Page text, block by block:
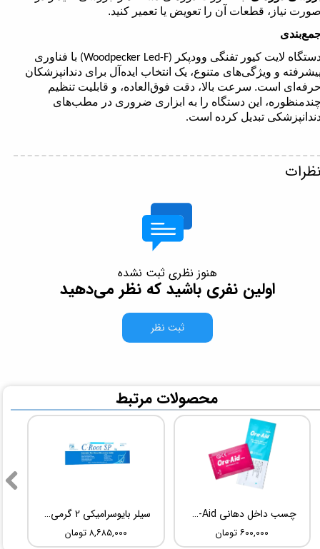
نیاز، قطعات آن را تعویض یا تعمیر کنید.
لایت کیور تفنگی وودپکر
(Woodpecker Led-F) با فناوری
و ویژگی‌های متنوع، یک انتخاب ایده‌آل برای دندانپزشکان
است. سرعت بالا، دقت فوق‌العاده، و قابلیت تنظیم
این دستگاه را به ابزاری ضروری در مطب‌های
تبدیل کرده است.
هنوز نظری ثبت نشده
اولین نفری باشید که نظر می‌دهید
ثبت نظر
سیلر بایوسرامیکی 2 گرمی Root Dental Medical C-Root SP
۸,۶۸۵,۰۰۰ تومان
چسب داخل دهانی TBM Ora-Aid
۶۰۰,۰۰۰ تومان
​محصولات مرتبط